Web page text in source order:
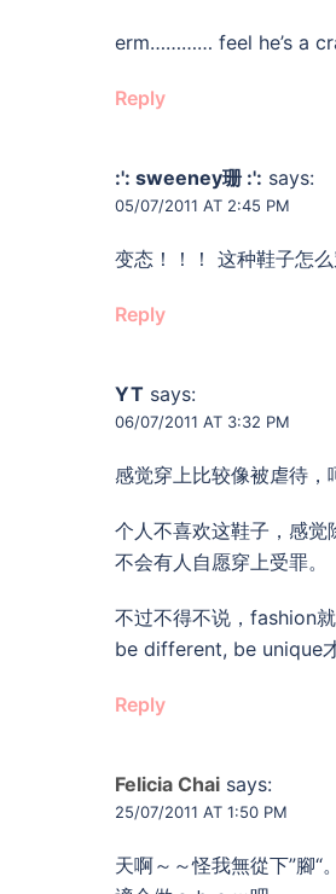
erm………… feel he’s a
Reply
:': sweeney珊 :': says:
05/07/2011 AT 2:45 PM
变态！！！ 这种鞋子怎么
Reply
YT says:
06/07/2011 AT 3:32 PM
感觉穿上比较像被虐待，
个人不喜欢这鞋子，感
不会有人自愿穿上受罪。
不过不得不说，fashion
be different, be unique才
Reply
Felicia Chai says:
25/07/2011 AT 1:50 PM
天啊～～怪我無從下”腳“。